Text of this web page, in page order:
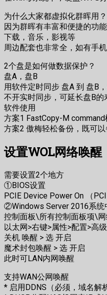
为什么大家都虚拟化群晖用？
因为群晖有丰富和便捷的功
下载，音乐，影视等
周边配套也非常全，如有手
2个盘是如何做数据保护？
盘A，盘B
用软件定时同步 盘A 到 盘B
不开实时同步，可延长盘B的
软件使用
方案1 FastCopy-M
方案2 傲梅轻松备份，既可
设置WOL网络唤醒
需要设置2个地方
①BIOS设置
PCIE Device Power On （
②Windows Server 2016系统
控制面板\所有控制面板项\
以太网>右键>属性>配置>高级
关机 唤醒 > 选 开启
魔术封包唤醒 > 选 开启
此时可LAN内网唤醒
支持WAN公网唤醒
* 启用DDNS（必须，域名解